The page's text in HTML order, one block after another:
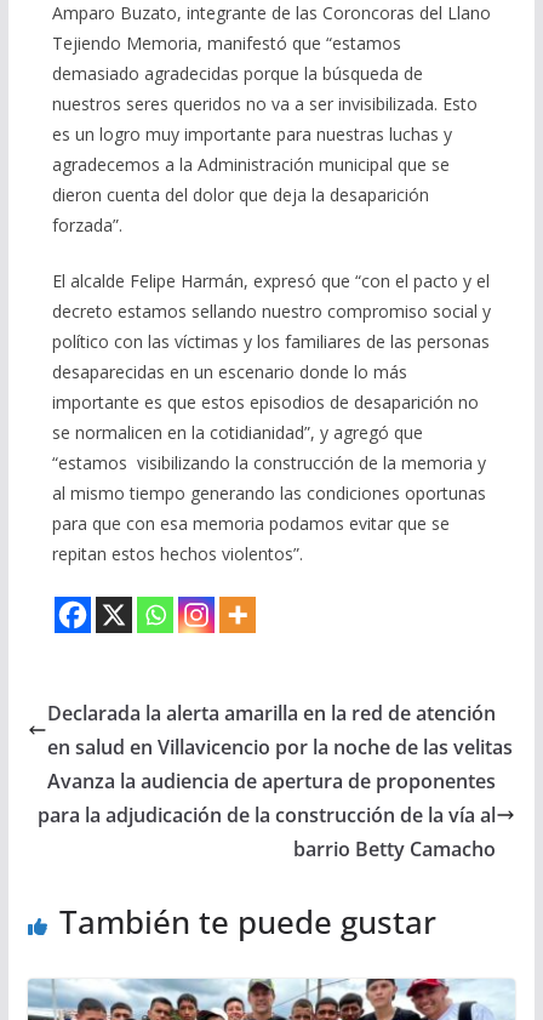
Amparo Buzato, integrante de las Coroncoras del Llano
Tejiendo Memoria, manifestó que “estamos
demasiado agradecidas porque la búsqueda de
nuestros seres queridos no va a ser invisibilizada. Esto
es un logro muy importante para nuestras luchas y
agradecemos a la Administración municipal que se
dieron cuenta del dolor que deja la desaparición
forzada”.
El alcalde Felipe Harmán, expresó que “con el pacto y el
decreto estamos sellando nuestro compromiso social y
político con las víctimas y los familiares de las personas
desaparecidas en un escenario donde lo más
importante es que estos episodios de desaparición no
se normalicen en la cotidianidad”, y agregó que
“estamos visibilizando la construcción de la memoria y
al mismo tiempo generando las condiciones oportunas
para que con esa memoria podamos evitar que se
repitan estos hechos violentos”.
Declarada la alerta amarilla en la red de atención
en salud en Villavicencio por la noche de las velitas
Avanza la audiencia de apertura de proponentes
para la adjudicación de la construcción de la vía al
barrio Betty Camacho
También te puede gustar